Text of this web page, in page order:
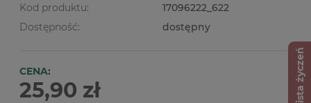
Kod produktu:
17096222_622
Dostępność:
dostępny
CENA:
25,90 zł Lista życzeń